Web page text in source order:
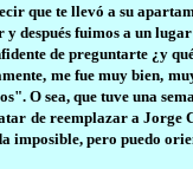
que te llevó a su
y después fuimos a un
de preguntarte ¿y
me fue muy bien,
O sea, que tuve una
de reemplazar a Jorge
imposible, pero puedo